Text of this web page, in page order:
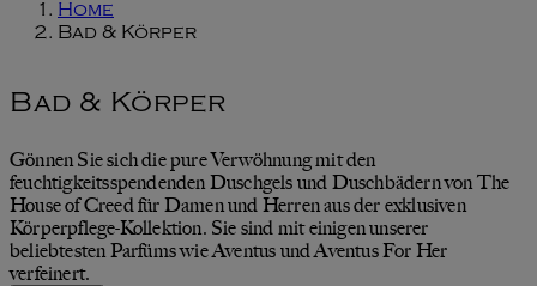
Home
Bad & Körper
Bad & Körper
Gönnen Sie sich die pure Verwöhnung mit den
feuchtigkeitsspendenden Duschgels und Duschbädern von The
House of Creed für Damen und Herren aus der exklusiven
Körperpflege-Kollektion. Sie sind mit einigen unserer
beliebtesten Parfüms wie Aventus und Aventus For Her
verfeinert.